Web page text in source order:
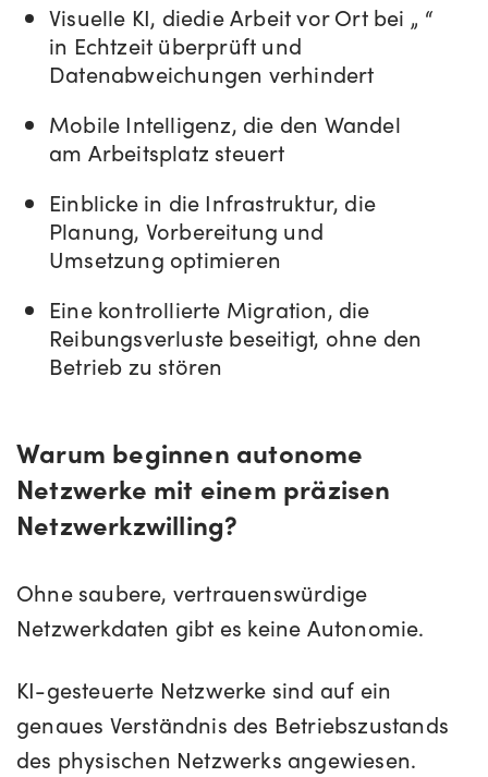
Visuelle KI, diedie Arbeit vor Ort bei „ “
in Echtzeit überprüft und
Datenabweichungen verhindert
Mobile Intelligenz, die den Wandel
am Arbeitsplatz steuert
Einblicke in die Infrastruktur, die
Planung, Vorbereitung und
Umsetzung optimieren
Eine kontrollierte Migration, die
Reibungsverluste beseitigt, ohne den
Betrieb zu stören
Warum beginnen autonome
Netzwerke mit einem präzisen
Netzwerkzwilling?
Ohne saubere, vertrauenswürdige
Netzwerkdaten gibt es keine Autonomie.
KI-gesteuerte Netzwerke sind auf ein
genaues Verständnis des Betriebszustands
des physischen Netzwerks angewiesen.